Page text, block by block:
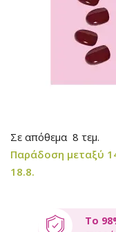
Σε απόθεμα 8 τεμ.
Παράδοση μεταξύ
18.8.
Το